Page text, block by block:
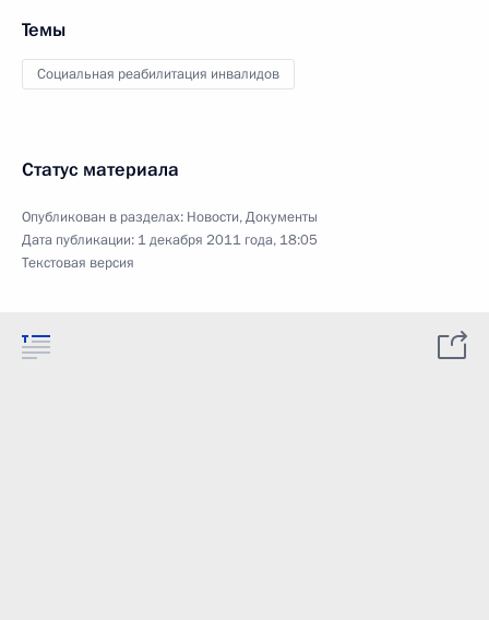
Темы
Социальная реабилитация инвалидов
Статус материала
Опубликован в разделах: Новости,Документы
Дата публикации: 1 декабря 2011 года, 18:05
Текстовая версия